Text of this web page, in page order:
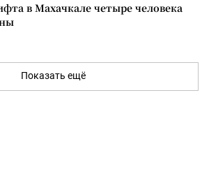
в Махачкале четыре человека
Показать ещё